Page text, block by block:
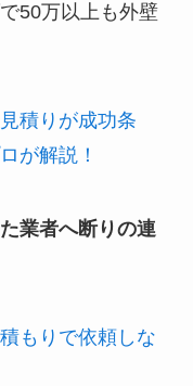
50万以上も外壁
積りが成功条
が解説！
業者へ断りの連
もりで依頼しな